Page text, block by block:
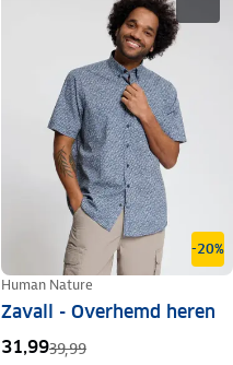
-20%
Human Nature
Zavall - Overhemd heren
31,9939,99